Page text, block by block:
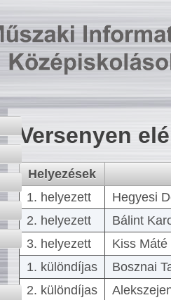
Versenyen
Helyezések
1. helyezett
Hegyesi
2. helyezett
Bálint
3. helyezett
Kiss
1. különdíjas
Bosznai
2. különdíjas